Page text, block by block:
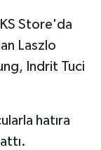
Store'da
Laszlo
Indrit Tuci
hatıra